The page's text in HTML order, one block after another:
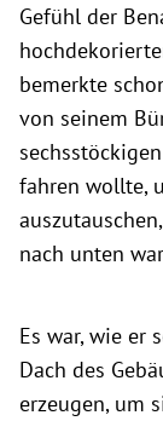
Gefühl der
bemerkte
von seinem
fahren wollte,
nach unten
Es war, wie er
Dach des
erzeugen, um